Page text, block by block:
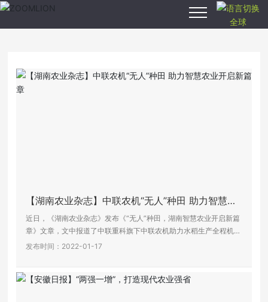
（中国）
关于我们
加入我们
全球
【湖南农业杂志】中联农机“无人”种田 助力智慧农
业开启新篇章
近日，《湖南农业杂志》发布《“无人”种田，湖南智慧农业开启新篇
章》文章，文中报道了中联重科旗下中联农机助力水稻生产全程机械
化、数字化、智能化，以标志性的“无人”驾驶种田科技，引领智慧农
发布时间：2022-01-17